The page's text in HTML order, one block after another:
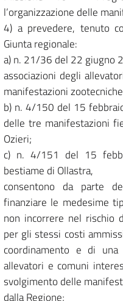
l’organizzazione delle
4) a prevedere, tenuto
Giunta regionale:
a) n. 21/36 del 22 giugno
associazioni degli
manifestazioni
b) n. 4/150 del 15
delle tre manifestazioni
Ozieri;
c) n. 4/151 del 15
bestiame di Ollastra,
consentono da parte
finanziare le medesime
non incorrere nel rischio
per gli stessi costi
coordinamento e di una
allevatori e comuni
svolgimento delle
dalla Regione;